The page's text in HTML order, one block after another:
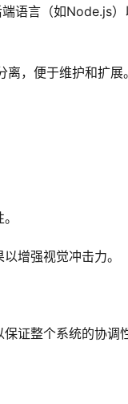
语言（如Node.js）
离，便于维护和扩展
增强视觉冲击力。
证整个系统的协调